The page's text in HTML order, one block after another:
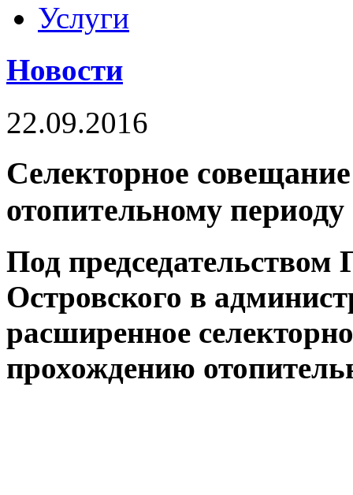
Услуги
Новости
22.09.2016
Селекторное
отопительному периоду
Под председательством
Островского в
расширенное
прохождению